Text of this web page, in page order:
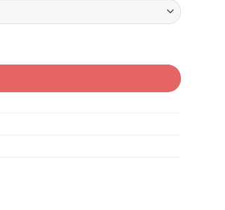
5 ไมครอน สามารถซัก-ล้างได้ ชิ้น